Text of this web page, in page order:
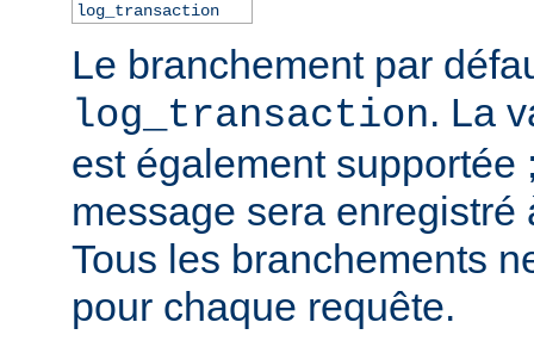
log_transaction
Le branchement par
log_transaction. La
est également supportée
message sera enregistré
Tous les branchements
pour chaque requête.